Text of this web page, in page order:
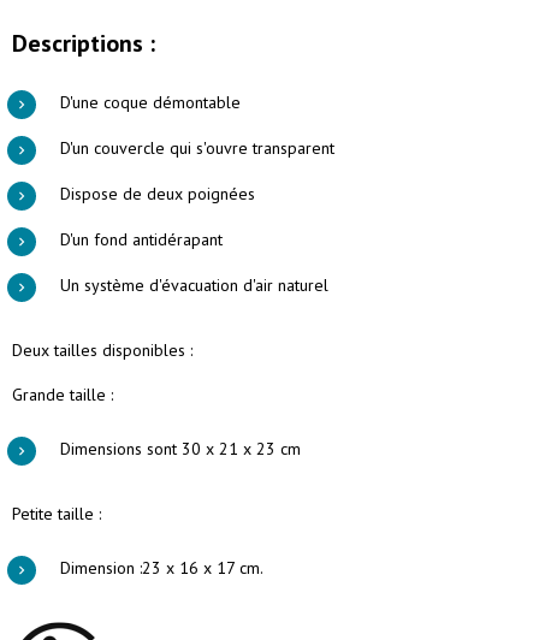
Descriptions :
D'une coque démontable
D'un couvercle qui s'ouvre transparent
Dispose de deux poignées
D'un fond antidérapant
Un système d'évacuation d'air naturel
Deux tailles disponibles :
Grande taille :
Dimensions sont 30 x 21 x 23 cm
Petite taille :
Dimension :23 x 16 x 17 cm.